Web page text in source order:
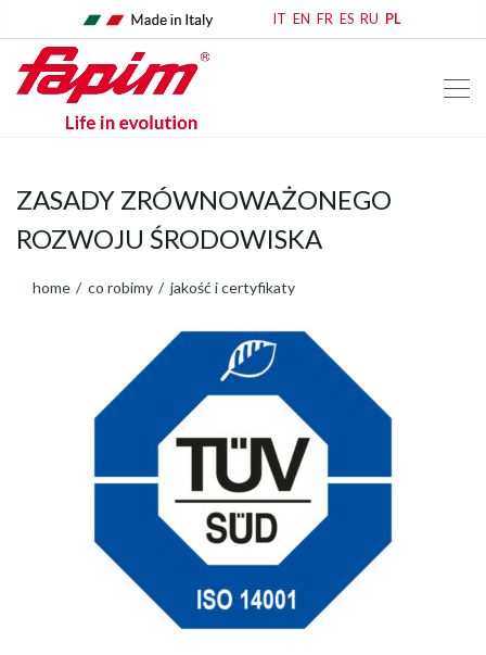
IT EN FR ES RU PL
ZASADY ZRÓWNOWAŻONEGO
ROZWOJU ŚRODOWISKA
home co robimy jakość i certyfikaty